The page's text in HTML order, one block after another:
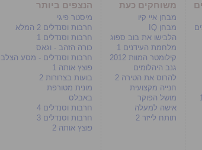
משוחקים כעת
מבחן איי קיו
מבחן IQ
הלבישו את בוב ספוג
מלחמת העידנים 1
קילומטר המוות 2012
גנב היהלומים
להרוס את הטירה 2
חנייה מקצועית
מושל הפוקר
אישה למעלה
תותח לייזר 2
הנצפים ביותר
מיסטר פיגי
חרבות וסנדלים 2 המלא
חרבות וסנדלים 1
כורה הזהב - וגאס
חרבות וסנדלים - מסע הצלב
פוצץ אותה 1
בועות בצרורות 2
מונית מטורפת
באבלס
חרבות וסנדלים 4
חרבות וסנדלים 3
פוצץ אותה 2